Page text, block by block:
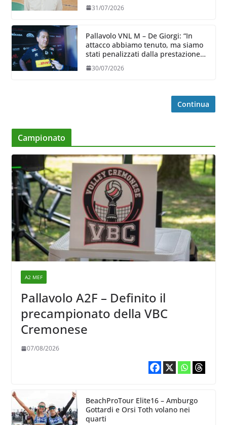
31/07/2026
Pallavolo VNL M – De Giorgi: “In
attacco abbiamo tenuto, ma siamo
stati penalizzati dalla prestazione
30/07/2026
Continua
Campionato
A2 MEF
Pallavolo A2F – Definito il
precampionato della VBC
Cremonese
07/08/2026
BeachProTour Elite16 – Amburgo
Gottardi e Orsi Toth volano nei
quarti